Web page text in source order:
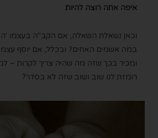
איפה אתה רוצה להיות
וכאן נשאלת השאלה, אם הקב"ה בעצמו
במה אשמים האחים? ובכלל, אם יוסף
ומכיר בכך שזה מה שהיה צריך לקרות –
רומזת לנו שוב ושוב שזה לא בסדר?